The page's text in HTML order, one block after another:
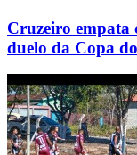
Cruzeiro empata
duelo da Copa